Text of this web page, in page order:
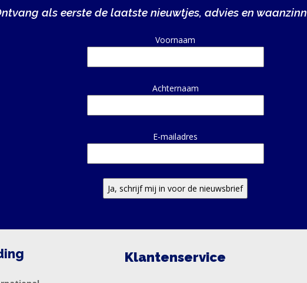
als eerste de laatste nieuwtjes, advies en
Voornaam
Achternaam
E-mailadres
Alternative:
Klantenservice